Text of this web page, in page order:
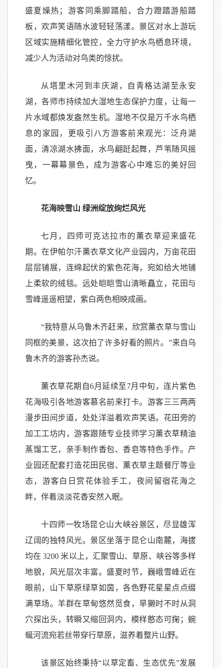
盛夏燥热；游客同乘脚踏船，合力蹬踏游船踏
板，欢声笑语随水波轻轻荡漾。景区对水上游玩
区域实施精细化管控，全力守护水鸟栖息环境，
减少人为活动对鸟类的惊扰。
从塔里木河到丰庆湖，自青格达湖至永安
湖，各师市持续加大湿地生态保护力度，让每一
片水域都焕发盎然生机。湿地不仅是万千水鸟栖
息的家园，更吸引八方游客前来观光：泛舟湖
面，清凉湖水拂面，水鸟翩跹起舞，芦苇随风摇
曳，一幕幕景色，成为游客心中难忘的美好回
忆。
花海映雪山 绿洲绽放绚烂风光
七月，四师可克达拉市的薰衣草迎来盛花
期。在伊帕尔汗薰衣草文化产业园内，万亩花田
层层铺展，连绵起伏的紫色花海，宛如给大地铺
上柔软的绒毯。远处皑皑雪山清晰矗立，花田与
雪峰遥遥相望，紫白两色相映成画。
“我特意从乌鲁木齐赶来，欣赏薰衣草与雪山
同框的美景，这次拍了许多好看的照片。”来自乌
鲁木齐的游客孙杰说。
薰衣草花期自6月延续至7月中旬，连片紫色
花海吸引各地游客慕名前来打卡。游客三三两两
漫步田间步道，处处洋溢着欢声笑语。花田旁的
加工工坊内，游客跟随专业技师学习薰衣草精油
蒸馏工艺，亲手制作香包、香皂等特色手作。产
业园还配套打造花田民宿、薰衣草主题餐厅等业
态，游客白日赏花体验手工，夜间留宿花海之
畔，伴着淡淡花香安然入眠。
十四师一牧场昆仑山大峡谷景区，尽显雄浑
辽阔的独特风光。景区坐落于昆仑山南麓，海拔
均在 3200 米以上，汇聚雪山、草原、峡谷等多样
地貌，风光层次丰富。盛夏时节，巍峨雪峰近在
眼前，山下草原绿草如茵，各色野花星星点点缀
满草场。羊群在草甸悠然觅食，旱獭时不时从洞
穴探出头，转瞬又缩回洞内，模样憨态可掬；蜿
蜒河流宛若丝带穿行草原，滋养着整片山野。
该景区始终秉持“以草定畜、生态优先”发展